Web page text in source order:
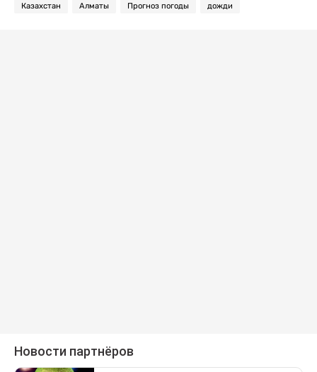
Казахстан Алматы Прогноз погоды дожди